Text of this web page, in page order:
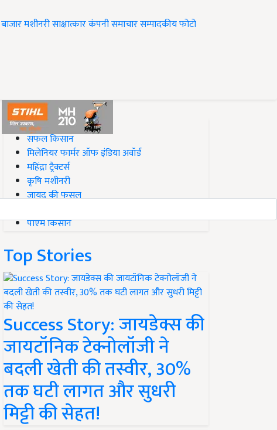
बाजारमशीनरीसाक्षात्कारकंपनी समाचारसम्पादकीयफोटो
#Top on Krishi Jagran
सफल किसान
मिलेनियर फार्मर ऑफ इंडिया अवॉर्ड
महिंद्रा ट्रैक्टर्स
कृषि मशीनरी
जायद की फसल
पीएम किसान
Top Stories
Success Story: जायडेक्स की
जायटॉनिक टेक्नोलॉजी ने
बदली खेती की तस्वीर, 30%
तक घटी लागत और सुधरी
मिट्टी की सेहत!